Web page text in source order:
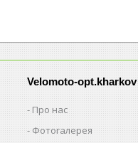
Velomoto-opt.kharkov
Про нас
Фотогалерея